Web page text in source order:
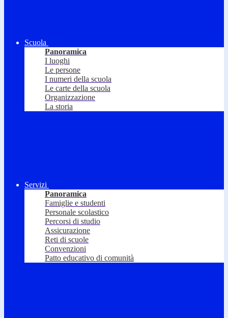
Scuola
Panoramica
I luoghi
Le persone
I numeri della scuola
Le carte della scuola
Organizzazione
La storia
Servizi
Panoramica
Famiglie e studenti
Personale scolastico
Percorsi di studio
Assicurazione
Reti di scuole
Convenzioni
Patto educativo di comunità